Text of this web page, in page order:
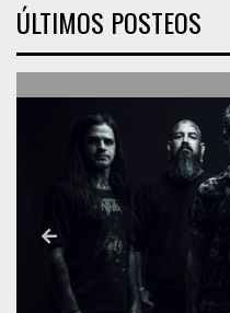
ÚLTIMOS POSTEOS